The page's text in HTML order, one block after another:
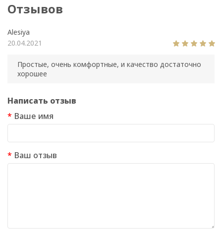
Отзывов
Alesiya
20.04.2021
Простые, очень комфортные, и качество достаточно
хорошее
Написать отзыв
Ваше имя
Ваш отзыв